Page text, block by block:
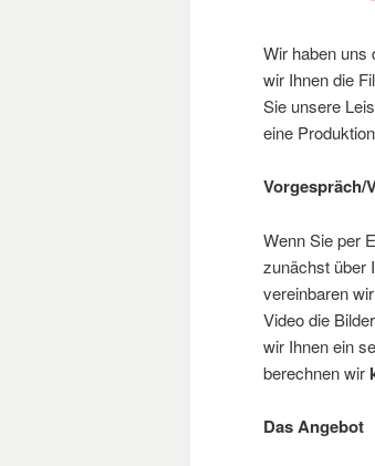
Wir haben uns
wir Ihnen die
Sie unsere
eine
Vorgespräch/
Wenn Sie per
zunächst über
vereinbaren
Video die
wir Ihnen ein
berechnen wir
Das Angebot